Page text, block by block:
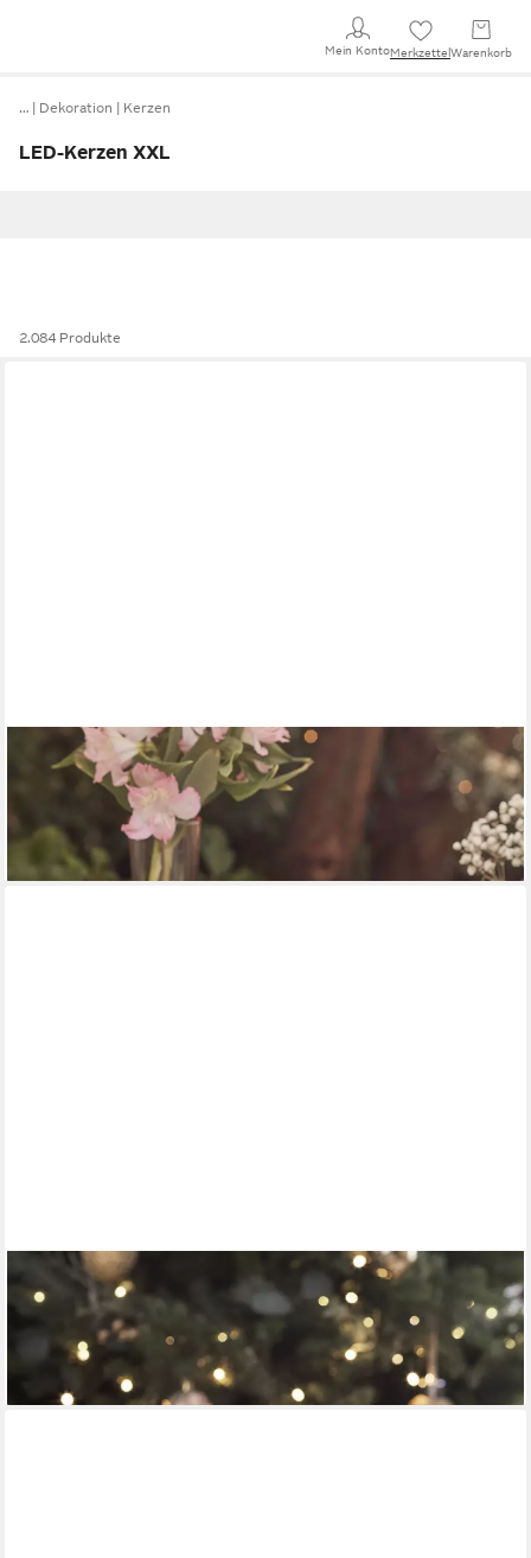
Mein KontoMerkzettel Warenkorb
… Dekoration Kerzen
LED-Kerzen XXL
2.084 Produkte
LIGHTS4FUN
LED-Kerze TruGlow® LED Kerzen Echtwachs Trio rosa mit
Fernbedienung
29,99 €
lieferbar - in 3-4 Werktagen bei dir
LIGHTS4FUN
LED-Kerze TruGlow® LED Kerzen Echtwachs Trio mit
Wachstropfen mit Fernbedienung
29,99 €
lieferbar - in 3-4 Werktagen bei dir